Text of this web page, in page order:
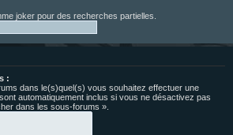
joker pour des recherches partielles.
:
dans le(s)quel(s) vous souhaitez effectuer une
automatiquement inclus si vous ne désactivez pas
dans les sous-forums ».